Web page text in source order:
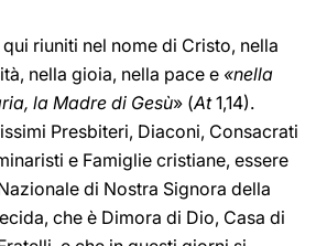
qui riuniti nel nome di Cristo, nella
nella gioia, nella pace e «nella
la Madre di Gesù» (At1,14).
Presbiteri, Diaconi, Consacrati
e Famiglie cristiane, essere
di Nostra Signora della
che è Dimora di Dio, Casa di